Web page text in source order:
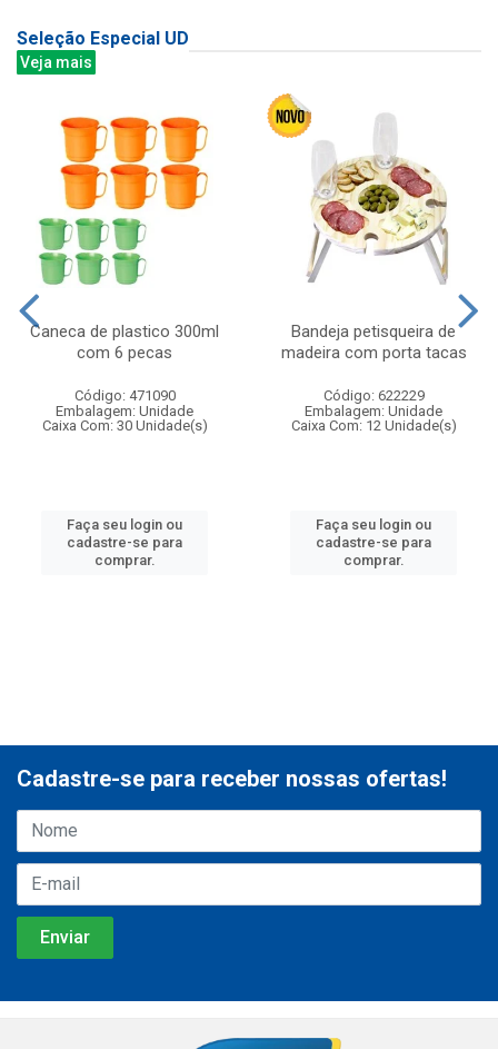
Seleção Especial UD
Veja mais
Caneca de plastico 300ml
com 6 pecas
Código: 471090
Embalagem: Unidade
Caixa Com: 30 Unidade(s)
Faça seu login ou
cadastre-se para
comprar.
Bandeja petisqueira de
madeira com porta tacas
Código: 622229
Embalagem: Unidade
Caixa Com: 12 Unidade(s)
Faça seu login ou
cadastre-se para
comprar.
Cadastre-se para receber nossas ofertas!